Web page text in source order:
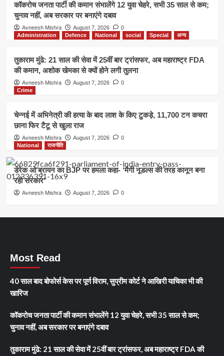
कॉकरोच जनता पार्टी की कमान संभालेंगे 12 युवा चेहरे, सभी 35 साल से कम;
चुनाव नहीं, अब सरकार पर बनाएंगे दबाव
Avneesh Mishra August 7, 2026
0
Administration
Defence National social Special अन्य
तुकाराम मुंढे: 21 साल की सेवा में 25वीं बार ट्रांसफर, अब महाराष्ट्र FDA
की कमान, अशोक खेमका से क्यों होने लगी तुलना
Avneesh Mishra August 7, 2026
0
Crime
चेन्नई में अभिनेत्री की हत्या के बाद लाश के किए टुकड़े, 11,700 टन कचरा
छाना फिर टैटू से खुला राज
Avneesh Mishra August 7, 2026
0
National
राजनीति
डेरेक ओ’ब्रायन का BJP पर हमला कहा- ‘मैगी नूडल्स की तरह कानून बना
रही सरकार’
Avneesh Mishra August 7, 2026 0
Most Read
40 साल बाद बोफोर्स केस पर पूर्ण विराम, सुप्रीम कोर्ट ने आखिरी याचिका भी की
खारिज
कॉकरोच जनता पार्टी की कमान संभालेंगे 12 युवा चेहरे, सभी 35 साल से कम;
चुनाव नहीं, अब सरकार पर बनाएंगे दबाव
तुकाराम मुंढे: 21 साल की सेवा में 25वीं बार ट्रांसफर, अब महाराष्ट्र FDA की